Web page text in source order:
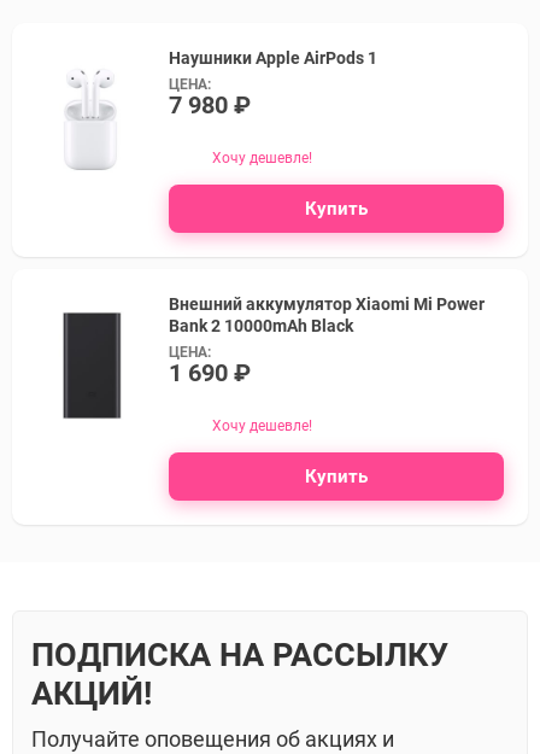
Наушники Apple AirPods 1
ЦЕНА:
7 980 ₽
Хочу дешевле!
Купить
Внешний аккумулятор Xiaomi Mi Power
Bank 2 10000mAh Black
ЦЕНА:
1 690 ₽
Хочу дешевле!
Купить
ПОДПИСКА НА РАССЫЛКУ
АКЦИЙ!
Получайте оповещения об акциях и